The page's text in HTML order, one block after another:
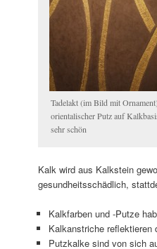
Tadelakt (im Bild mit
orientalischer Putz auf
sehr schön
Kalk wird aus Kalkstein
gesundheitsschädlich,
Kalkfarben und -Putze
Kalkanstriche reflektieren
Putzkalke sind von sich